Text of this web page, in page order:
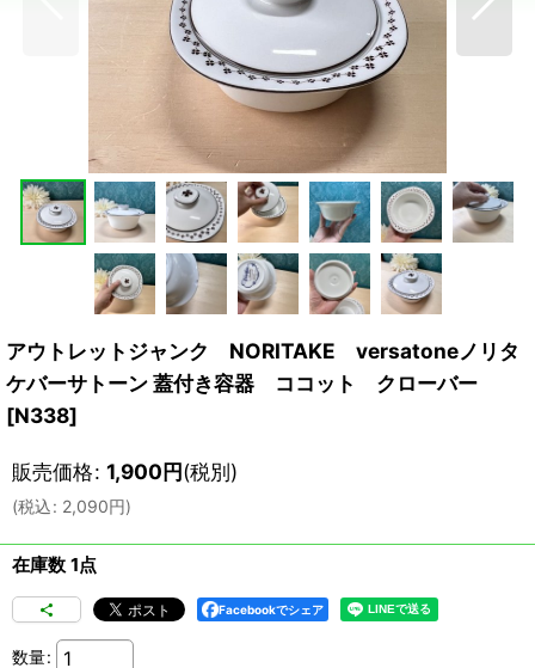
アウトレットジャンク NORITAKE versatoneノリタ
ケバーサトーン 蓋付き容器 ココット クローバー
[N338]
販売価格: 1,900円(税別)
(税込: 2,090円)
在庫数 1点
Facebookでシェア
数量: